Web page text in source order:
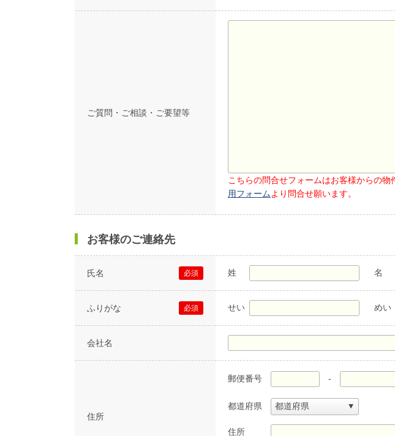
ご質問・ご相談・ご要望等
こちらの問合せフォームはお客様からの
用フォームより問合せ願います。
お客様のご連絡先
氏名 必須 姓 名
ふりがな 必須 せい めい
会社名
住所
郵便番号 -
都道府県
住所